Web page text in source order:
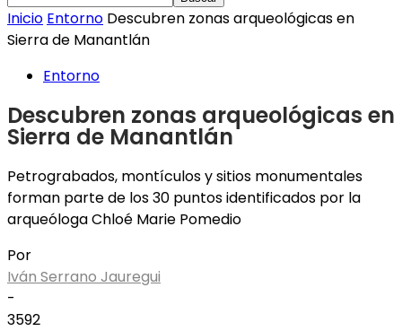
Inicio Entorno Descubren zonas arqueológicas en
Sierra de Manantlán
Entorno
Descubren zonas arqueológicas en
Sierra de Manantlán
Petrograbados, montículos y sitios monumentales
forman parte de los 30 puntos identificados por la
arqueóloga Chloé Marie Pomedio
Por
Iván Serrano Jauregui
-
3592